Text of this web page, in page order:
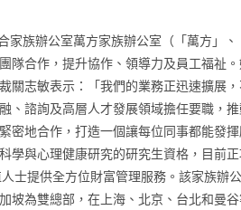
族辦公室萬方家族辦公室（「萬方」
合作，提升協作、領導力及員工福
志敏表示：「我們的業務正迅速擴
諮詢及高層人才發展領域擔任要職
地合作，打造一個讓每位同事都能
與心理健康研究的研究生資格，目前
提供全方位財富管理服務。該家族
為雙總部，在上海、北京、台北和曼